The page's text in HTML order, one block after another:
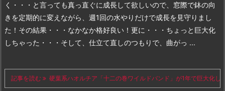
く・・・と言っても真っ直ぐに成長して欲しいので、窓際で鉢の向
きを定期的に変えながら、週1回の水やりだけで成長を見守りまし
た！その結果・・・ なかなか格好良い！ 更に・・・ちょっと巨大化
しちゃった・・・ そして、仕立て直しのつもりで、曲がっ ...
記事を読む 硬葉系ハオルチア「十二の巻ワイルドバンド」が1年で巨大化し